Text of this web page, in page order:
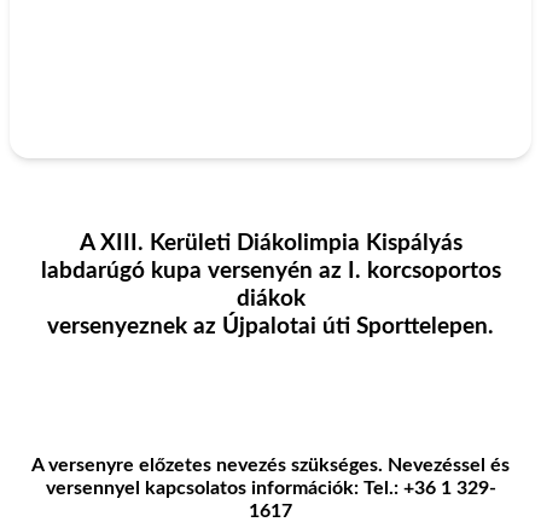
A XIII. Kerületi Diákolimpia Kispályás
labdarúgó kupa versenyén az I. korcsoportos
diákok
versenyeznek az Újpalotai úti Sporttelepen.
A versenyre előzetes nevezés szükséges. Nevezéssel és
versennyel kapcsolatos információk: Tel.: +36 1 329-
1617